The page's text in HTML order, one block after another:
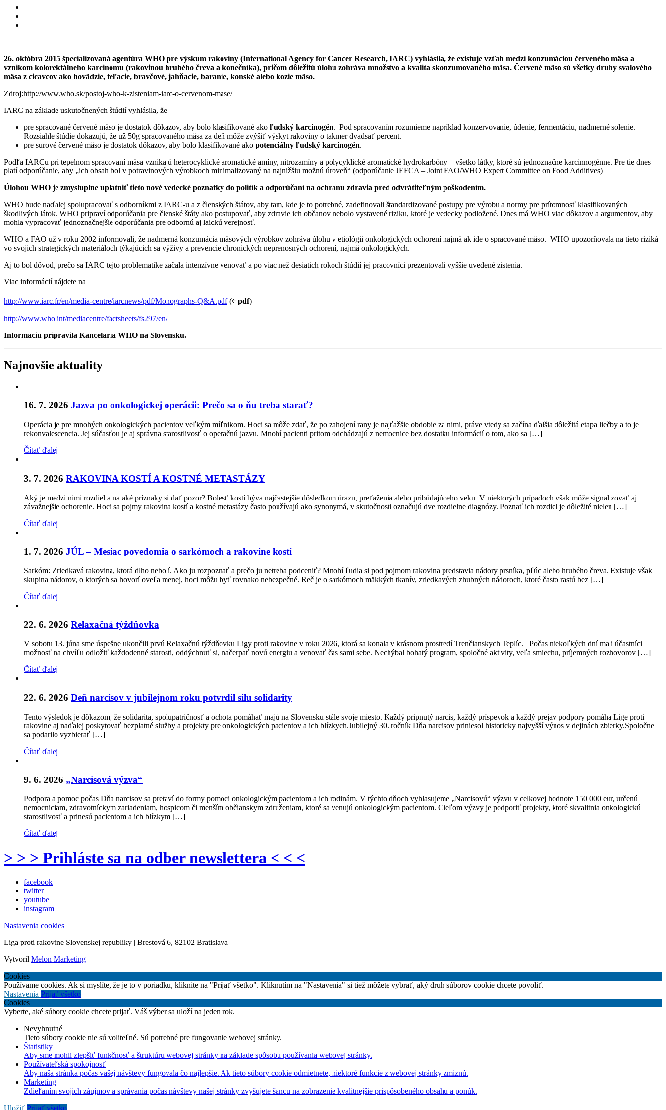
26. októbra 2015 špecializovaná agentúra WHO pre výskum rakoviny (International Agency for Cancer Research, IARC) vyhlásila, že existuje vzťah medzi konzumáciou červeného mäsa a
vznikom kolorektálneho karcinómu (rakovinou hrubého čreva a konečníka), pričom dôležitú úlohu zohráva množstvo a kvalita skonzumovaného mäsa. Červené mäso sú všetky druhy svalového
mäsa z cicavcov ako hovädzie, teľacie, bravčové, jahňacie, baranie, konské alebo kozie mäso.
Zdroj:http://www.who.sk/postoj-who-k-zisteniam-iarc-o-cervenom-mase/
IARC na základe uskutočnených štúdií vyhlásila, že
pre spracované červené mäso je dostatok dôkazov, aby bolo klasifikované ako ľudský karcinogén. Pod spracovaním rozumieme napríklad konzervovanie, údenie, fermentáciu, nadmerné solenie.
Rozsiahle štúdie dokazujú, že už 50g spracovaného mäsa za deň môže zvýšiť výskyt rakoviny o takmer dvadsať percent.
pre surové červené mäso je dostatok dôkazov, aby bolo klasifikované ako potenciálny ľudský karcinogén.
Podľa IARCu pri tepelnom spracovaní mäsa vznikajú heterocyklické aromatické amíny, nitrozamíny a polycyklické aromatické hydrokarbóny – všetko látky, ktoré sú jednoznačne karcinnogénne. Pre tie dnes
platí odporúčanie, aby „ich obsah bol v potravinových výrobkoch minimalizovaný na najnižšiu možnú úroveň“ (odporúčanie JEFCA – Joint FAO/WHO Expert Committee on Food Additives)
Úlohou WHO je zmysluplne uplatniť tieto nové vedecké poznatky do politík a odporúčaní na ochranu zdravia pred odvrátiteľným poškodením.
WHO bude naďalej spolupracovať s odborníkmi z IARC-u a z členských štátov, aby tam, kde je to potrebné, zadefinovali štandardizované postupy pre výrobu a normy pre prítomnosť klasifikovaných
škodlivých látok. WHO pripraví odporúčania pre členské štáty ako postupovať, aby zdravie ich občanov nebolo vystavené riziku, ktoré je vedecky podložené. Dnes má WHO viac dôkazov a argumentov, aby
mohla vypracovať jednoznačnejšie odporúčania pre odbornú aj laickú verejnosť.
WHO a FAO už v roku 2002 informovali, že nadmerná konzumácia mäsových výrobkov zohráva úlohu v etiológii onkologických ochorení najmä ak ide o spracované mäso. WHO upozorňovala na tieto riziká
vo svojich strategických materiáloch týkajúcich sa výživy a prevencie chronických neprenosných ochorení, najmä onkologických.
Aj to bol dôvod, prečo sa IARC tejto problematike začala intenzívne venovať a po viac než desiatich rokoch štúdií jej pracovníci prezentovali vyššie uvedené zistenia.
Viac informácií nájdete na
http://www.iarc.fr/en/media-centre/iarcnews/pdf/Monographs-Q&A.pdf (￩ pdf)
http://www.who.int/mediacentre/factsheets/fs297/en/
Informáciu pripravila Kancelária WHO na Slovensku.
Najnovšie aktuality
16. 7. 2026 Jazva po onkologickej operácii: Prečo sa o ňu treba starať?
Operácia je pre mnohých onkologických pacientov veľkým míľnikom. Hoci sa môže zdať, že po zahojení rany je najťažšie obdobie za nimi, práve vtedy sa začína ďalšia dôležitá etapa liečby a to je
rekonvalescencia. Jej súčasťou je aj správna starostlivosť o operačnú jazvu. Mnohí pacienti pritom odchádzajú z nemocnice bez dostatku informácií o tom, ako sa […]
Čítať ďalej
3. 7. 2026 RAKOVINA KOSTÍ A KOSTNÉ METASTÁZY
Aký je medzi nimi rozdiel a na aké príznaky si dať pozor? Bolesť kostí býva najčastejšie dôsledkom úrazu, preťaženia alebo pribúdajúceho veku. V niektorých prípadoch však môže signalizovať aj
závažnejšie ochorenie. Hoci sa pojmy rakovina kostí a kostné metastázy často používajú ako synonymá, v skutočnosti označujú dve rozdielne diagnózy. Poznať ich rozdiel je dôležité nielen […]
Čítať ďalej
1. 7. 2026 JÚL – Mesiac povedomia o sarkómoch a rakovine kostí
Sarkóm: Zriedkavá rakovina, ktorá dlho nebolí. Ako ju rozpoznať a prečo ju netreba podceniť? Mnohí ľudia si pod pojmom rakovina predstavia nádory prsníka, pľúc alebo hrubého čreva. Existuje však
skupina nádorov, o ktorých sa hovorí oveľa menej, hoci môžu byť rovnako nebezpečné. Reč je o sarkómoch mäkkých tkanív, zriedkavých zhubných nádoroch, ktoré často rastú bez […]
Čítať ďalej
22. 6. 2026 Relaxačná týždňovka
V sobotu 13. júna sme úspešne ukončili prvú Relaxačnú týždňovku Ligy proti rakovine v roku 2026, ktorá sa konala v krásnom prostredí Trenčianskych Teplíc. Počas niekoľkých dní mali účastníci
možnosť na chvíľu odložiť každodenné starosti, oddýchnuť si, načerpať novú energiu a venovať čas sami sebe. Nechýbal bohatý program, spoločné aktivity, veľa smiechu, príjemných rozhovorov […]
Čítať ďalej
22. 6. 2026 Deň narcisov v jubilejnom roku potvrdil silu solidarity
Tento výsledok je dôkazom, že solidarita, spolupatričnosť a ochota pomáhať majú na Slovensku stále svoje miesto. Každý pripnutý narcis, každý príspevok a každý prejav podpory pomáha Lige proti
rakovine aj naďalej poskytovať bezplatné služby a projekty pre onkologických pacientov a ich blízkych.Jubilejný 30. ročník Dňa narcisov priniesol historicky najvyšší výnos v dejinách zbierky.Spoločne
sa podarilo vyzbierať […]
Čítať ďalej
9. 6. 2026 „Narcisová výzva“
Podpora a pomoc počas Dňa narcisov sa pretaví do formy pomoci onkologickým pacientom a ich rodinám. V týchto dňoch vyhlasujeme „Narcisovú“ výzvu v celkovej hodnote 150 000 eur, určenú
nemocniciam, zdravotníckym zariadeniam, hospicom či menším občianskym združeniam, ktoré sa venujú onkologickým pacientom. Cieľom výzvy je podporiť projekty, ktoré skvalitnia onkologickú
starostlivosť a prinesú pacientom a ich blízkym […]
Čítať ďalej
> > > Prihláste sa na odber newslettera < < <
facebook
twitter
youtube
instagram
Nastavenia cookies
Liga proti rakovine Slovenskej republiky | Brestová 6, 82102 Bratislava
Vytvoril Melon Marketing
Cookies
Používame cookies. Ak si myslíte, že je to v poriadku, kliknite na "Prijať všetko". Kliknutím na "Nastavenia" si tiež môžete vybrať, aký druh súborov cookie chcete povoliť.
Nastavenia Prijať všetko
Cookies
Vyberte, aké súbory cookie chcete prijať. Váš výber sa uloží na jeden rok.
Nevyhnutné
Tieto súbory cookie nie sú voliteľné. Sú potrebné pre fungovanie webovej stránky.
Štatistiky
Aby sme mohli zlepšiť funkčnosť a štruktúru webovej stránky na základe spôsobu používania webovej stránky.
Používateľská spokojnosť
Aby naša stránka počas vašej návštevy fungovala čo najlepšie. Ak tieto súbory cookie odmietnete, niektoré funkcie z webovej stránky zmiznú.
Marketing
Zdieľaním svojich záujmov a správania počas návštevy našej stránky zvyšujete šancu na zobrazenie kvalitnejšie prispôsobeného obsahu a ponúk.
Uložiť Prijať všetko